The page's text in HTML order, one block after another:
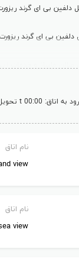
دلفین بی ای گرند
دلفین بی ای گرند
بی ای گرند ریزورت
اتاق: 00:00 تحویل
نام اتاق
view
نام اتاق
view